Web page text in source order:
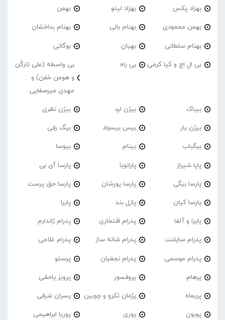
بهزاد پکس بهزاد لیتو بهمن
بهمن محمودی بهنام بانی بهنام بداخشان
بهنام سلطانی بهیان بوگاتی
بی ال اچ و کیا کرمی بی راه
بی واسطه (علی تارکُن
و هومن خفن) و
مهدی میرصفایی
بیباک بیژن لرد بیژن نظری
بیژن یار بیس بیسواد بیگ رفی
بیگباب بینام بیوسا
پاپا شیراز پارانویا پارسا آی بی
پارسا بیگی پارسا پورشان پارسا حق پرست
پارسا کیان پازل بند پایرا
پایرا و آلفا پدرام افتخاری پدرام ژاندارم
پدرام‌ سایلنت پدرام شانه ساز پدرام غلامی
پدرام موسمی پدرام نجفیان پرستو
پرهام پروفسور پرویز یاحقی
پریماه پژمان تکرو و چوبین پسران شرقی
پوبون پوری پوریا ابراهیمی